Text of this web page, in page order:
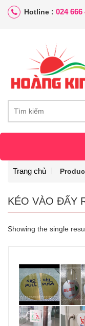
Hotline : 024 666
Trang chủ
KÉO VÀO ĐẨY
Showing the single